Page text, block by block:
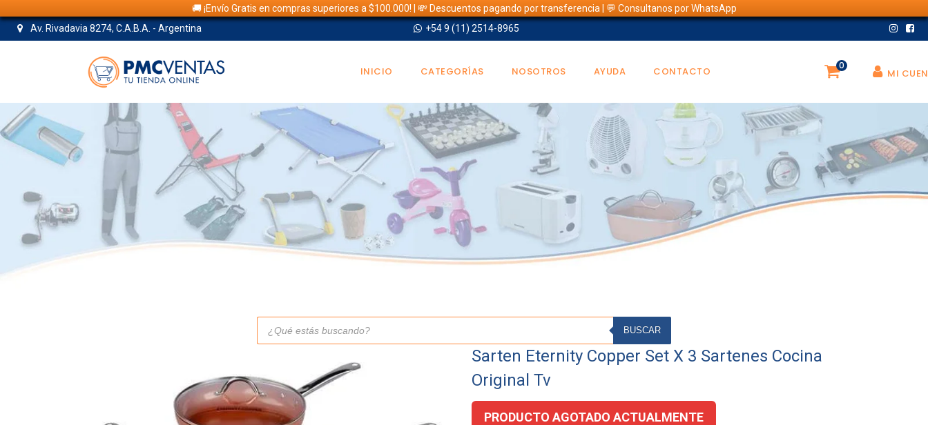
🚚 ¡Envío Gratis en compras superiores a $100.000! | 💸 Descuentos pagando por transferencia | 💬 Consultanos por WhatsApp
Av. Rivadavia 8274, C.A.B.A. - Argentina
+54 9 (11) 2514-8965
INICIO CATEGORÍAS NOSOTROS AYUDA CONTACTO MI
0
TIENDA
Búsqueda
productos
BUSCAR
Sarten Eternity Copper Set X 3 Sartenes Cocina
Original Tv
PRODUCTO AGOTADO ACTUALMENTE